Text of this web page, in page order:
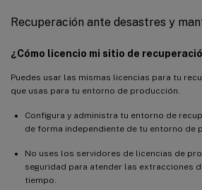
Recuperación ante desastres y
¿Cómo licencio mi sitio de
Puedes usar las mismas licencias para tu
que usas para tu entorno de producción.
Configura y administra tu entorno de
de forma independiente de tu entorno de
No uses los servidores de licencias de
seguridad para atender las extracciones
tiempo.